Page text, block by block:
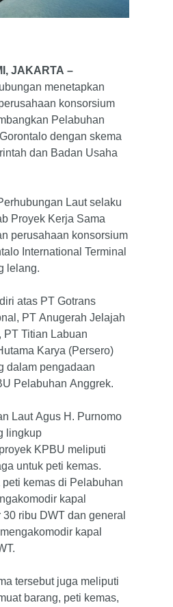
JAKARTA –
menetapkan
konsorsium
Pelabuhan
dengan skema
dan Badan Usaha
Laut selaku
Proyek Kerja Sama
perusahaan konsorsium
International Terminal
lelang.
atas PT Gotrans
PT Anugerah Jelajah
PT Titian Labuan
Karya (Persero)
dalam pengadaan
Pelabuhan Anggrek.
Laut Agus H. Purnomo
lingkup
KPBU meliputi
untuk peti kemas.
kemas di Pelabuhan
kapal
ribu DWT dan general
kapal
tersebut juga meliputi
barang, peti kemas,